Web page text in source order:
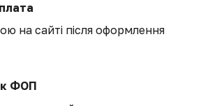
на сайті після оформлення
ФОП